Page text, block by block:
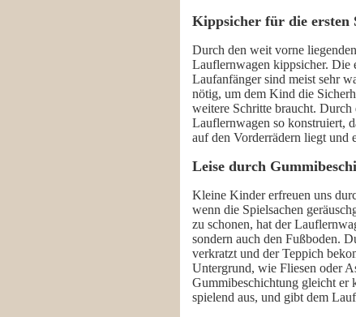
Kippsicher für die ersten
Durch den weit vorne
Lauflernwagen kippsicher. Die
Laufanfänger sind meist sehr
nötig, um dem Kind die
weitere Schritte braucht.
Lauflernwagen so konstruiert,
auf den Vorderrädern liegt und
Leise durch
Kleine Kinder erfreuen uns
wenn die Spielsachen
zu schonen, hat der
sondern auch den Fußboden.
verkratzt und der Teppich
Untergrund, wie Fliesen oder
Gummibeschichtung gleicht er
spielend aus, und gibt dem